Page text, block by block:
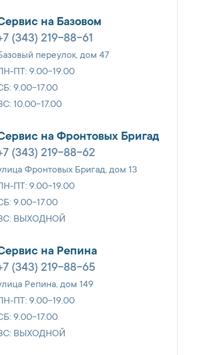
на Базовом
(343) 219-88-61
переулок, дом 47
ПТ: 9.00-19.00
9.00-17.00
10.00-17.00
на Фронтовых Бригад
(343) 219-88-62
Фронтовых Бригад, дом 13
ПТ: 9.00-19.00
9.00-17.00
ВЫХОДНОЙ
на Репина
(343) 219-88-65
Репина, дом 149
ПТ: 9.00-19.00
9.00-17.00
ВЫХОДНОЙ